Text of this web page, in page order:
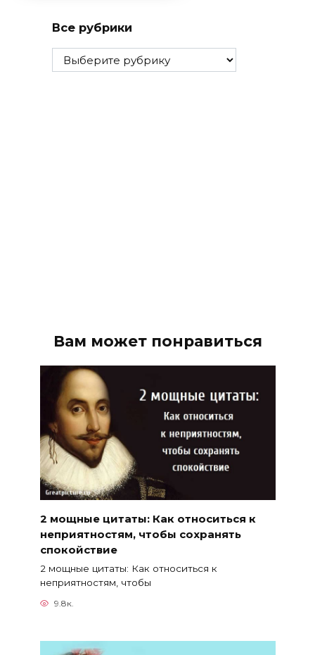
Все рубрики
Все
рубрики
Вам может понравиться
2 мощные цитаты: Как относиться к
неприятностям, чтобы сохранять
спокойствие
2 мощные цитаты: Как относиться к
неприятностям, чтобы
9.8к.